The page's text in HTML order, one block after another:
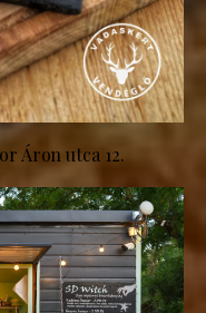
Áron utca 12.